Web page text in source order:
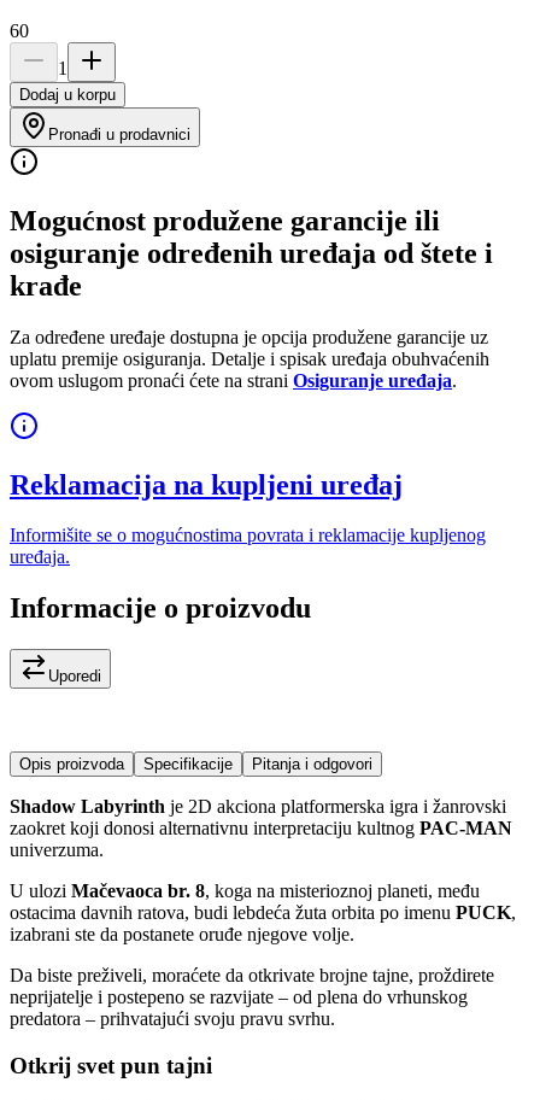
60
1
Dodaj u korpu
Pronađi u prodavnici
Mogućnost produžene garancije ili
osiguranje određenih uređaja od štete i
krađe
Za određene uređaje dostupna je opcija produžene garancije uz
uplatu premije osiguranja. Detalje i spisak uređaja obuhvaćenih
ovom uslugom pronaći ćete na strani Osiguranje uređaja.
Reklamacija na kupljeni uređaj
Informišite se o mogućnostima povrata i reklamacije kupljenog
uređaja.
Informacije o proizvodu
Uporedi
Opis proizvoda Specifikacije Pitanja i odgovori
Shadow Labyrinth je 2D akciona platformerska igra i žanrovski
zaokret koji donosi alternativnu interpretaciju kultnog PAC-MAN
univerzuma.
U ulozi Mačevaoca br. 8, koga na misterioznoj planeti, među
ostacima davnih ratova, budi lebdeća žuta orbita po imenu PUCK,
izabrani ste da postanete oruđe njegove volje.
Da biste preživeli, moraćete da otkrivate brojne tajne, proždirete
neprijatelje i postepeno se razvijate – od plena do vrhunskog
predatora – prihvatajući svoju pravu svrhu.
Otkrij svet pun tajni